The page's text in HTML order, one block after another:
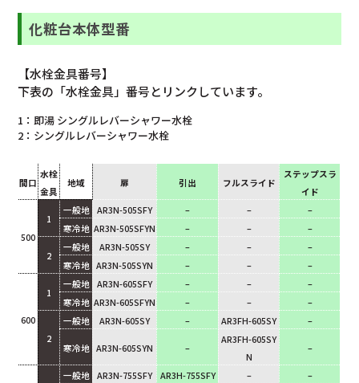
化粧台本体型番
【水栓金具番号】
下表の「水栓金具」番号とリンクしています。
1：即湯 シングルレバーシャワー水栓
2：シングルレバーシャワー水栓
間口
水栓
金具
地域 扉 引出 フルスライド
ステップスラ
イド
500
1
一般地 AR3N-505SFY – –
–
寒冷地 AR3N-505SFYN – – –
2
一般地 AR3N-505SY – –
–
寒冷地 AR3N-505SYN – – –
600
1
一般地 AR3N-605SFY – –
–
寒冷地 AR3N-605SFYN – – –
2
一般地 AR3N-605SY – AR3FH-605SY –
寒冷地 AR3N-605SYN –
AR3FH-605SY
N
–
一般地 AR3N-755SFY AR3H-755SFY – –